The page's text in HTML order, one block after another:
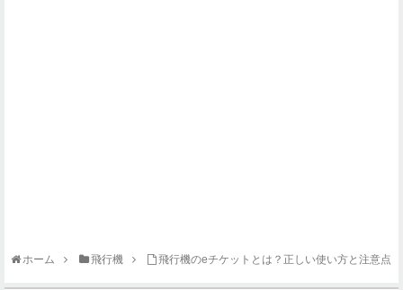
ホーム 飛行機 飛行機のeチケットとは？正しい使い方と注意点